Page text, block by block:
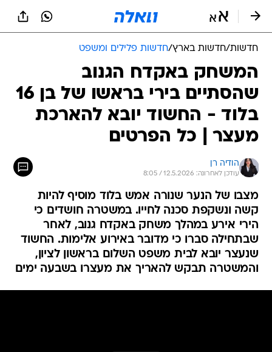
חדשות/חדשות בארץ/חדשות פלילים ומשפט
המשחק באקדח הגנוב
שהסתיים בירי בראשו של בן 16
בלוד - החשוד יובא להארכת
מעצר | כל הפרטים
הודיה רן
עודכן לאחרונה: 12.5.2026 / 8:05
מצבו של הנער שנורה אמש בלוד מוסיף להיות
קשה ונשקפת סכנה לחייו. במשטרה חושדים כי
הירי אירע במהלך משחק באקדח גנוב, לאחר
שבתחילה סברו כי מדובר באירוע אלימות. החשוד
שנעצר יובא לבית משפט השלום בראשון לציון,
והמשטרה תבקש להאריך את מעצרו בשבעה ימים